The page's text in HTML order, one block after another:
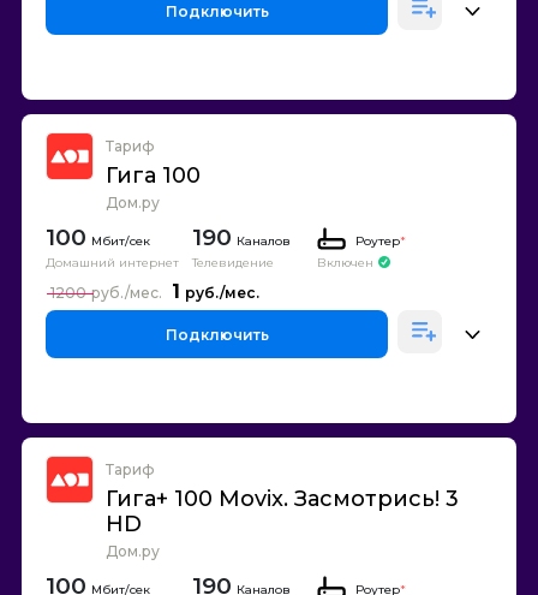
Подключить
Тариф
Гига 100
Дом.ру
100
Домашний интернет
190 Каналов
Телевидение
Роутер*
Включен
1
1200
Подключить
Тариф
Гига+ 100 Movix. Засмотрись! 3
HD
Дом.ру
100 190 Каналов
Роутер*